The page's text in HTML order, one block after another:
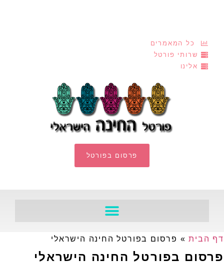
כל המאמרים
שרותי פורטל
אלינו
פרסום בפורטל
דף הבית» פרסום בפורטל החינה הישראלי
פרסום בפורטל החינה הישראלי